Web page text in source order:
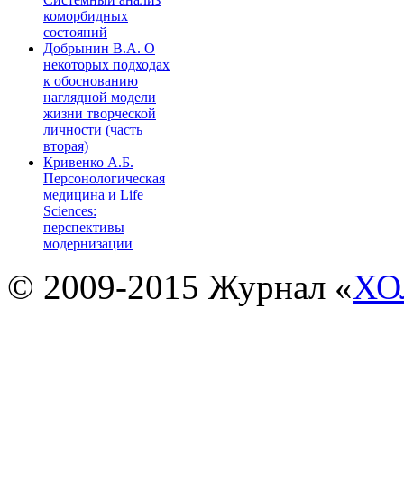
коморбидных
состояний
Добрынин В.А. О
некоторых подходах
к обоснованию
наглядной модели
жизни творческой
личности (часть
вторая)
Кривенко А.Б.
Персонологическая
медицина и Life
Sciences:
перспективы
модернизации
© 2009-2015 Журнал «